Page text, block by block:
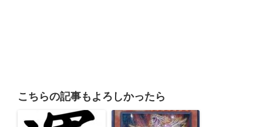
こちらの記事もよろしかったら